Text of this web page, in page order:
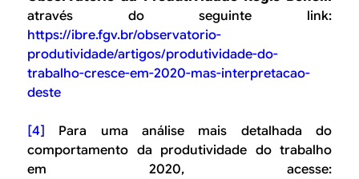
através do seguinte link:
https://ibre.fgv.br/observatorio-
produtividade/artigos/produtividade-do-
trabalho-cresce-em-2020-mas-interpretacao-
deste
[4] Para uma análise mais detalhada do
comportamento da produtividade do trabalho
em 2020, acesse: